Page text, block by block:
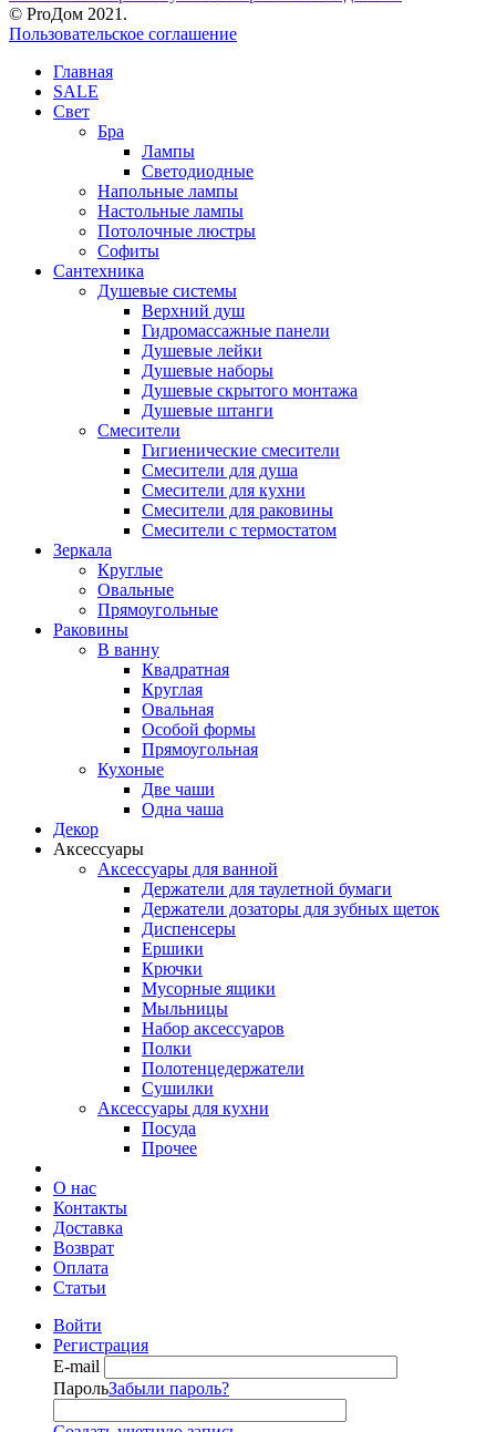
© ProДом 2021.
Пользовательское соглашение
Главная
SALE
Свет
Бра
Лампы
Светодиодные
Напольные лампы
Настольные лампы
Потолочные люстры
Софиты
Сантехника
Душевые системы
Верхний душ
Гидромассажные панели
Душевые лейки
Душевые наборы
Душевые скрытого монтажа
Душевые штанги
Смесители
Гигиенические смесители
Смесители для душа
Смесители для кухни
Смесители для раковины
Смесители с термостатом
Зеркала
Круглые
Овальные
Прямоугольные
Раковины
В ванну
Квадратная
Круглая
Овальная
Особой формы
Прямоугольная
Кухоные
Две чаши
Одна чаша
Декор
Аксессуары
Аксессуары для ванной
Держатели для таулетной бумаги
Держатели дозаторы для зубных щеток
Диспенсеры
Ершики
Крючки
Мусорные ящики
Мыльницы
Набор аксессуаров
Полки
Полотенцедержатели
Сушилки
Аксессуары для кухни
Посуда
Прочее
О нас
Контакты
Доставка
Возврат
Оплата
Статьи
Войти
Регистрация
E-mail
ПарольЗабыли пароль?